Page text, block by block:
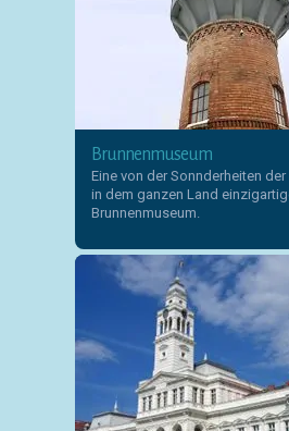
Brunnenmuseum
Eine von der Sonnderheiten
in dem ganzen Land
Brunnenmuseum.